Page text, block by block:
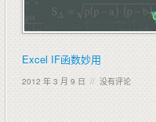
Excel IF函数妙用
2012 年 3 月 9 日 // 没有评论